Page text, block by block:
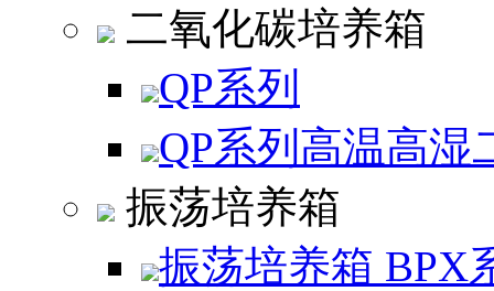
二氧化碳培养箱
QP系列
QP系列高温高
振荡培养箱
振荡培养箱